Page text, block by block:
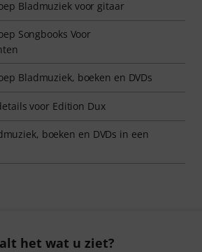
Bladmuziek voor gitaar
Songbooks Voor
Bladmuziek, boeken en DVDs
voor Edition Dux
boeken en DVDs in een
het wat u ziet?